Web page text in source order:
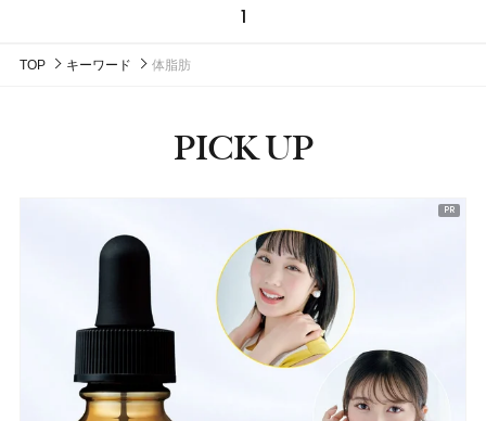
1
TOP キーワード 体脂肪
PICK UP